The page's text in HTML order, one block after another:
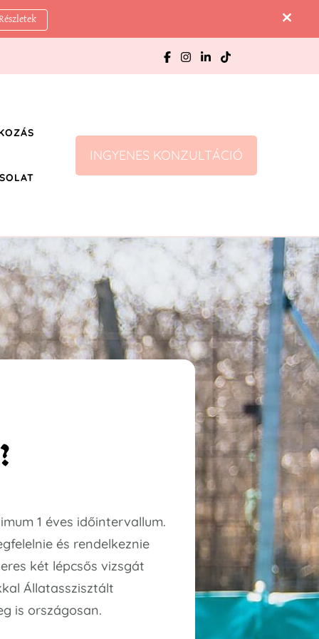
INGYENES KONZULTÁCIÓ
1 éves időintervallum.
és rendelkeznie
két lépcsős vizsgát
Állatasszisztált
is országosan.